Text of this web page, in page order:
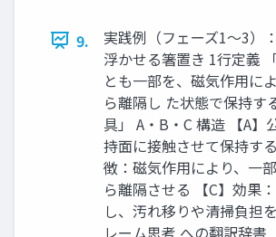
9.
実践例（フェーズ1～3）
浮かせる箸置き 1行定義
とも一部を、磁気作用に
ら離隔し た状態で保持す
具」 A・B・C 構造 【A】
持面に接触させて保持す
徴：磁気作用により、一
ら離隔させる 【C】効果
し、汚れ移りや清掃負担
レーム思考 への翻訳辞書